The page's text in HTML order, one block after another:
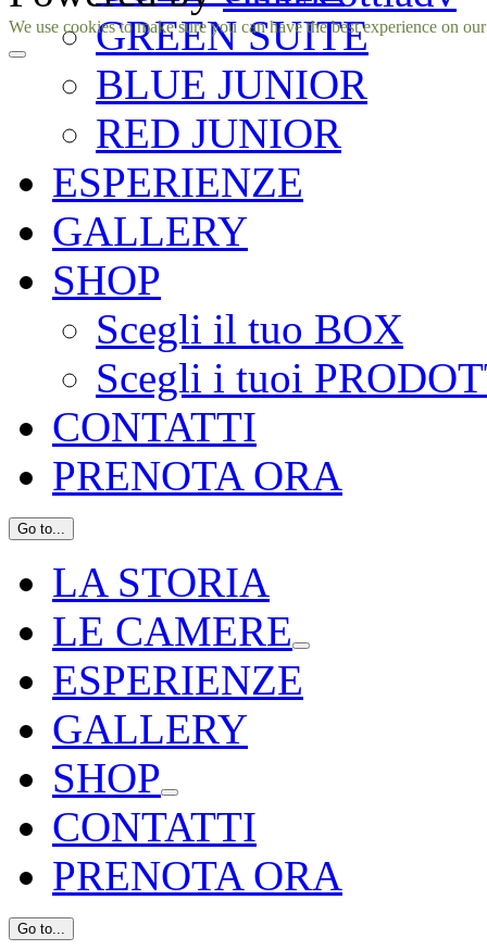
GREEN SUITE
BLUE JUNIOR
RED JUNIOR
ESPERIENZE
GALLERY
SHOP
Scegli il tuo BOX
Scegli i tuoi
CONTATTI
PRENOTA ORA
Go to...
LA STORIA
LE CAMERE
ESPERIENZE
GALLERY
SHOP
CONTATTI
PRENOTA ORA
Go to...
Facebook
Instagram
We use cookies to make sure you can have the best experience on